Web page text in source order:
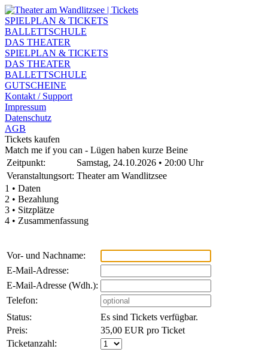
SPIELPLAN & TICKETS
BALLETTSCHULE
DAS THEATER
SPIELPLAN & TICKETS
DAS THEATER
BALLETTSCHULE
GUTSCHEINE
Kontakt / Support
Impressum
Datenschutz
AGB
Tickets kaufen
Match me if you can - Lügen haben kurze Beine
Zeitpunkt:
Samstag, 24.10.2026 • 20:00 Uhr
Veranstaltungsort: Theater am Wandlitzsee
1 • Daten
2 • Bezahlung
3 • Sitzplätze
4 • Zusammenfassung
Vor- und Nachname:
E-Mail-Adresse:
E-Mail-Adresse (Wdh.):
Telefon:
Status:
Es sind Tickets verfügbar.
Preis:
35,00 EUR pro Ticket
Ticketanzahl: